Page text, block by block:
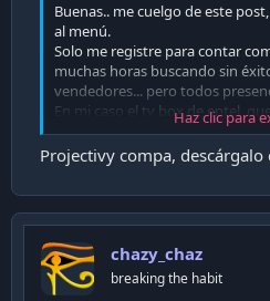
Buenas.. me cuelgo de este
al menú.
Solo me registre para contar
muchas horas buscando sin
vendedores... pero todos
En mi caso el tv box de entel,
datos de usuario.
- Único método al alcance fue,
una wifi que luego desconecte
permitió que saliera el mensaje
había leído de tratar de entrar
home o la casita.... o el boton de
Tuve la suerte que con el home
mitad de la pega u/o 80 % estaba
Ya acá se tiene el control de la
Haz clic para
Projectivy compa, descárgalo
chazy_chaz
breaking the habit